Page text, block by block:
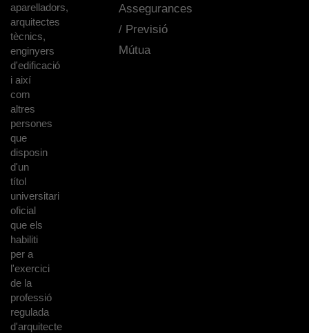
aparelladors,
arquitectes
tècnics,
enginyers
d'edificació
i així
com
altres
persones
que
disposin
d'un
títol
universitari
oficial
que els
habiliti
per a
l'exercici
de la
professió
regulada
d'arquitecte
Assegurances
/ Previsió
Mútua